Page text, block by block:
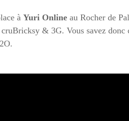
à Yuri Online au Rocher de
& 3G. Vous savez donc